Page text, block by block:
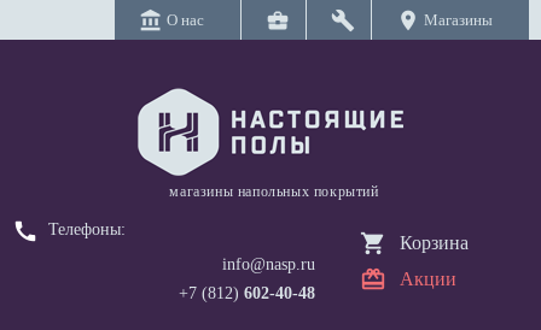
account_balance О нас business_center build location_on Магазины
магазины напольных покрытий
call
Телефоны:
info@nasp.ru
+7 (812) 602-40-48
Корзина
Акции